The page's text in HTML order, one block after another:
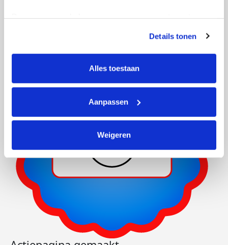
tonen. Je kunt je toestemming op elk moment wijzigen of
intrekken via Cookie instellingen onderaan de pagina. De
lijst met cookies is te vinden in het tabblad “details”.
Details tonen
Alles toestaan
Aanpassen
Weigeren